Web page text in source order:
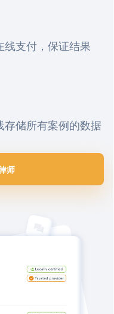
线支付，保证结果
存储所有案例的数据
师